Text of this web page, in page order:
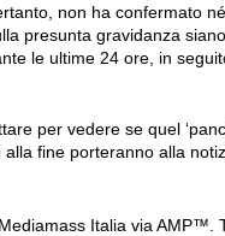
non ha confermato
presunta gravidanza
le ultime 24 ore, in
per vedere se quel
fine porteranno alla
Italia via AMP™.